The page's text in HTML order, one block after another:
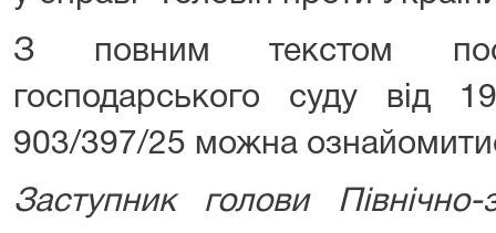
З повним текстом
господарського суду від
903/397/25 можна
Заступник голови Північно-